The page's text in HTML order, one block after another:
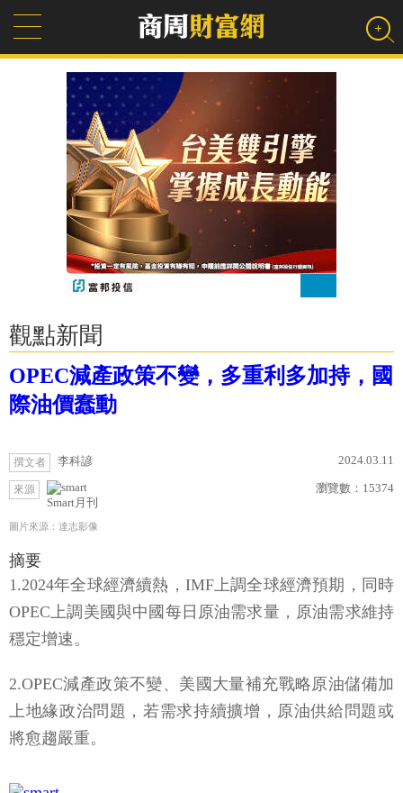
觀點新聞
OPEC減產政策不變，多重利多加持，國
際油價蠢動
撰文者 李科諺 2024.03.11
來源
Smart月刊
瀏覽數： 15374
圖片來源：達志影像
摘要
1.2024年全球經濟續熱，IMF上調全球經濟預期，同時
OPEC上調美國與中國每日原油需求量，原油需求維持
穩定增速。
2.OPEC減產政策不變、美國大量補充戰略原油儲備加
上地緣政治問題，若需求持續擴增，原油供給問題或
將愈趨嚴重。